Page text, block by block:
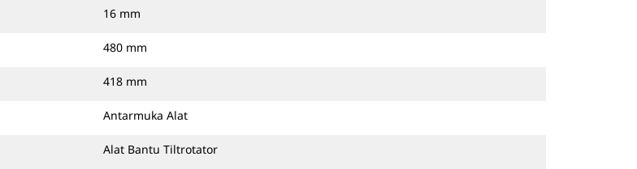
16 mm
480 mm
418 mm
Antarmuka Alat
Alat Bantu Tiltrotator